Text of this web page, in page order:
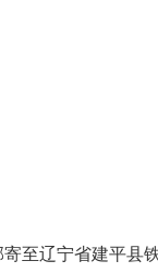
至辽宁省建平县